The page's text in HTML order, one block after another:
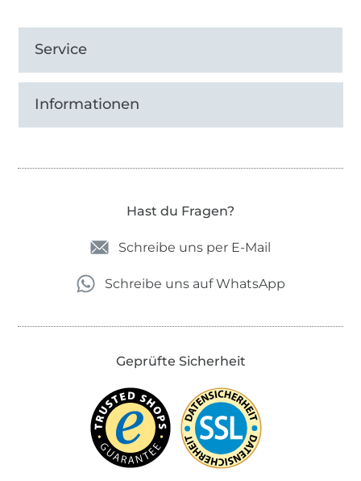
Service
Informationen
Hast du Fragen?
Schreibe uns per E-Mail
Schreibe uns auf WhatsApp
Geprüfte Sicherheit